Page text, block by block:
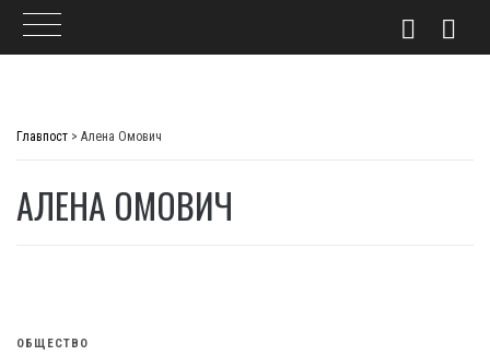
Главпост > Алена Омович
АЛЕНА ОМОВИЧ
ОБЩЕСТВО